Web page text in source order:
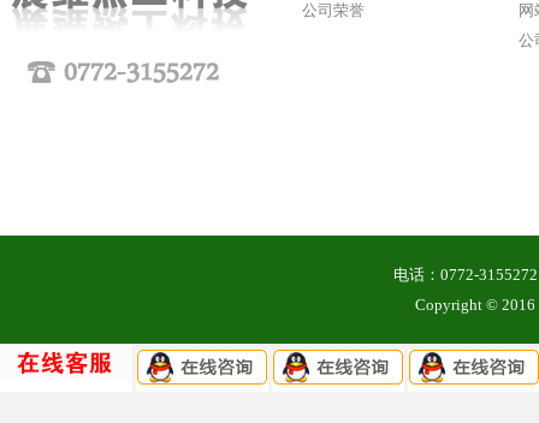
公司荣誉
网
公
电话：0772-
Copyright ©